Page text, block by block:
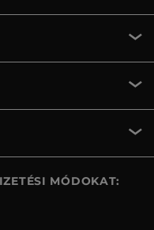
MÓDOKAT: